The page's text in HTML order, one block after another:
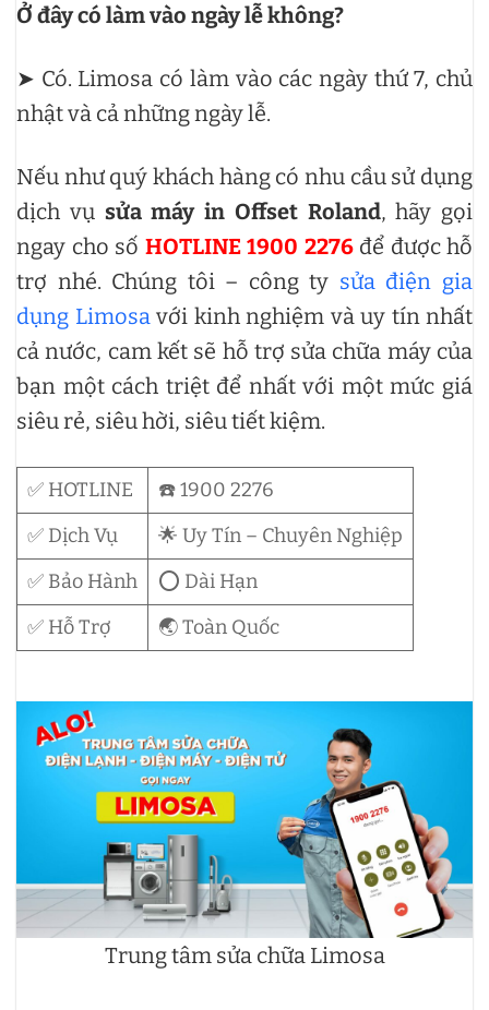
Ở đây có làm vào ngày lễ không?
➤ Có. Limosa có làm vào các ngày thứ 7, chủ
nhật và cả những ngày lễ.
Nếu như quý khách hàng có nhu cầu sử dụng
dịch vụ sửa máy in Offset Roland, hãy gọi
ngay cho số HOTLINE 1900 2276để được hỗ
trợ nhé. Chúng tôi – công ty sửa điện gia
dụng Limosavới kinh nghiệm và uy tín nhất
cả nước, cam kết sẽ hỗ trợ sửa chữa máy của
bạn một cách triệt để nhất với một mức giá
siêu rẻ, siêu hời, siêu tiết kiệm.
✅ HOTLINE
☎️ 1900 2276
✅ Dịch Vụ
🌟 Uy Tín – Chuyên Nghiệp
✅ Bảo Hành
⭕ Dài Hạn
✅ Hỗ Trợ
🌏 Toàn Quốc
Trung tâm sửa chữa Limosa